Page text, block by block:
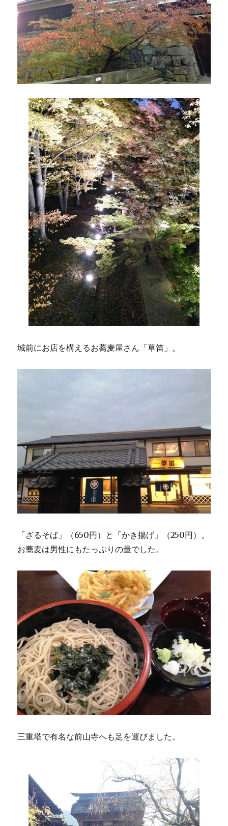
城前にお店を構えるお蕎麦屋さん「草笛」。
「ざるそば」（650円）と「かき揚げ」（250円）。
お蕎麦は男性にもたっぷりの量でした。
三重塔で有名な前山寺へも足を運びました。